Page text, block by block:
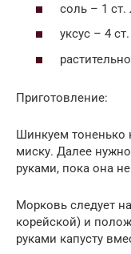
соль – 1 ст.
уксус – 4
Приготовление:
Шинкуем тоненько
миску. Далее
руками, пока она
Морковь следует
корейской) и
руками капусту